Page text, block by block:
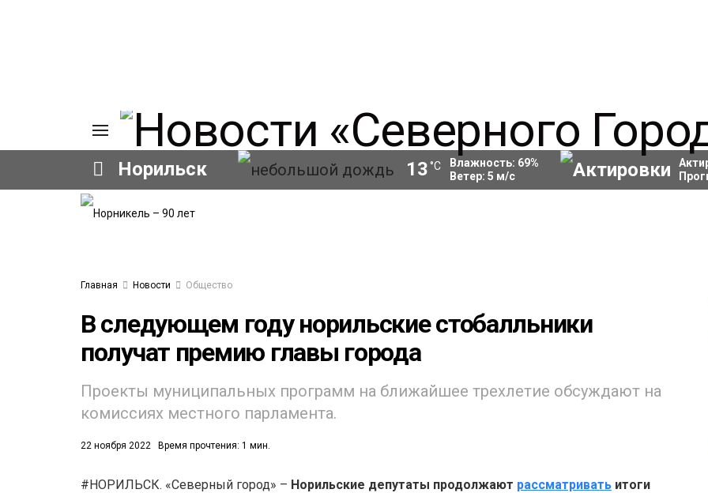
Норильск 13 °C Влажность: 69%
Ветер: 5 м/с
Главная Новости Общество
В следующем году норильские стобалльники
получат премию главы города
Проекты муниципальных программ на ближайшее трехлетие обсуждают на
комиссиях местного парламента.
22 ноября 2022 Время прочтения: 1 мин.
#НОРИЛЬСК. «Северный город» – Норильские депутаты продолжают рассматривать итоги